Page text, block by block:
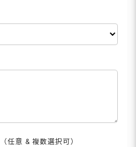
（任意 & 複数選択可）